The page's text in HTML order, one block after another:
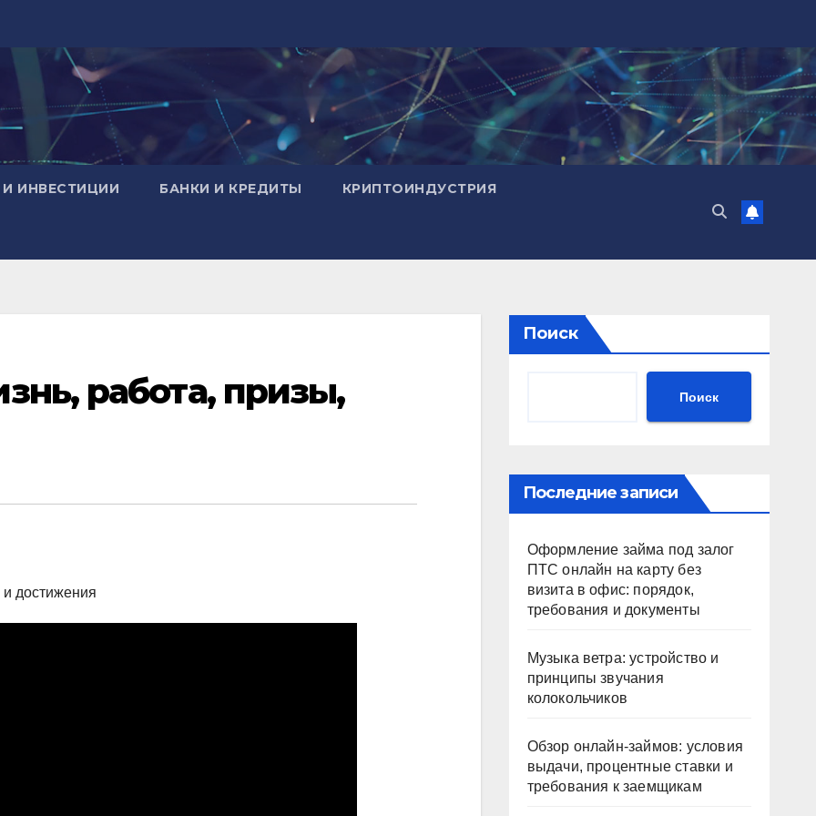
И ИНВЕСТИЦИИ БАНКИ И КРЕДИТЫ КРИПТОИНДУСТРИЯ
работа, призы,
Поиск
Поиск
Последние записи
Оформление займа под залог
ПТС онлайн на карту без
визита в офис: порядок,
требования и документы
Музыка ветра: устройство и
принципы звучания
колокольчиков
Обзор онлайн-займов: условия
выдачи, процентные ставки и
требования к заемщикам